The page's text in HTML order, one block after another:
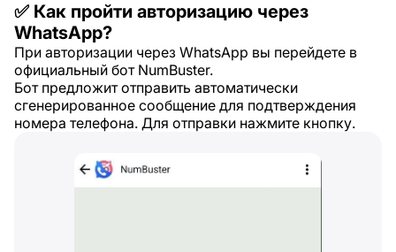
✅ Как пройти авторизацию через
WhatsApp?
При авторизации через WhatsApp вы перейдете в
официальный бот NumBuster.
Бот предложит отправить автоматически
сгенерированное сообщение для подтверждения
номера телефона. Для отправки нажмите кнопку.